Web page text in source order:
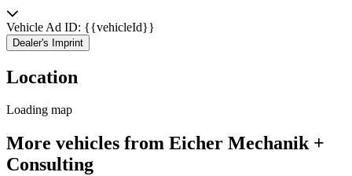
Vehicle Ad ID: {{vehicleId}}
Dealer's Imprint
Location
Loading map
More vehicles from Eicher Mechanik +
Consulting